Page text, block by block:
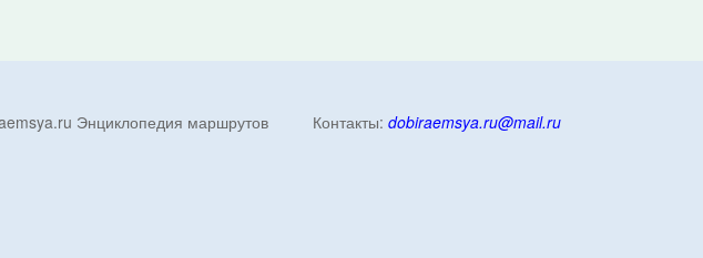
Энциклопедия маршрутов Контакты: dobiraemsya.ru@mail.ru